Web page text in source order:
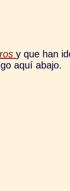
y que han
aquí abajo.